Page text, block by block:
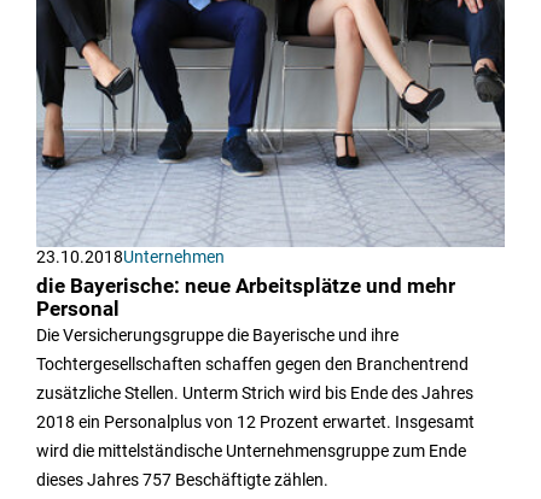
23.10.2018Unternehmen
die Bayerische: neue Arbeitsplätze und mehr
Personal
Die Versicherungsgruppe die Bayerische und ihre
Tochtergesellschaften schaffen gegen den Branchentrend
zusätzliche Stellen. Unterm Strich wird bis Ende des Jahres
2018 ein Personalplus von 12 Prozent erwartet. Insgesamt
wird die mittelständische Unternehmensgruppe zum Ende
dieses Jahres 757 Beschäftigte zählen.